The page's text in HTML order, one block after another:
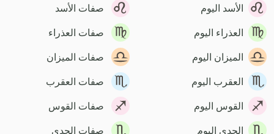
الأسد اليوم
العذراء اليوم
الميزان اليوم
العقرب اليوم
القوس اليوم
الجدي اليوم
صفات الأسد
صفات العذراء
صفات الميزان
صفات العقرب
صفات القوس
صفات الجدي